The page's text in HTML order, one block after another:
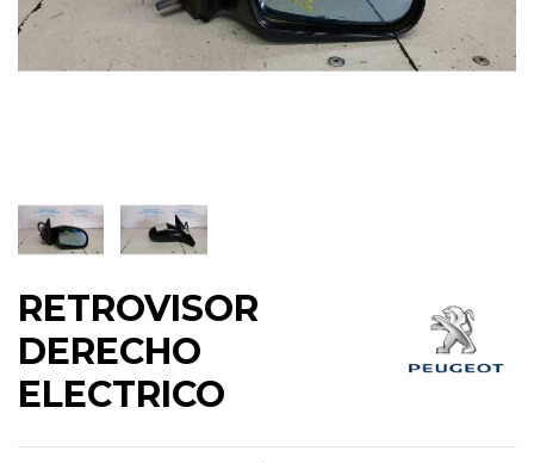
RETROVISOR
DERECHO
ELECTRICO